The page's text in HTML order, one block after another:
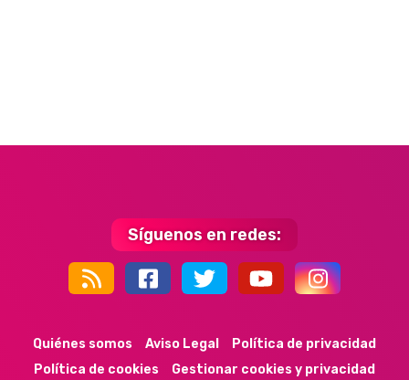
Síguenos en redes:
Quiénes somos Aviso Legal
Política de privacidad
Política de cookies
Gestionar cookies y privacidad